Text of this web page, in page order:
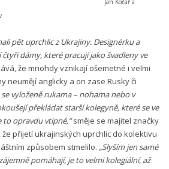
pět uprchlic z Ukrajiny. Designérku a
dámy, které pracují jako švadleny ve
že mnohdy vznikají ošemetné i velmi
neumějí anglicky a on zase Rusky či
vyloženě rukama – nohama nebo v
překládat starší kolegyně, které se ve
to opravdu vtipné,“směje se majitel značky
přijetí ukrajinských uprchlic do kolektivu
způsobem stmelilo. „Slyším jen samé
pomáhají, je to velmi kolegiální, až